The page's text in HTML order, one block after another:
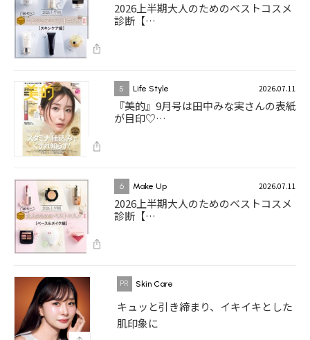
2026上半期大人のためのベストコスメ
診断【…
5 Life Style 2026.07.11
『美的』9月号は田中みな実さんの表紙
が目印♡…
6 Make Up 2026.07.11
2026上半期大人のためのベストコスメ
診断【…
Skin Care
キュッと引き締まり、イキイキとした
肌印象に